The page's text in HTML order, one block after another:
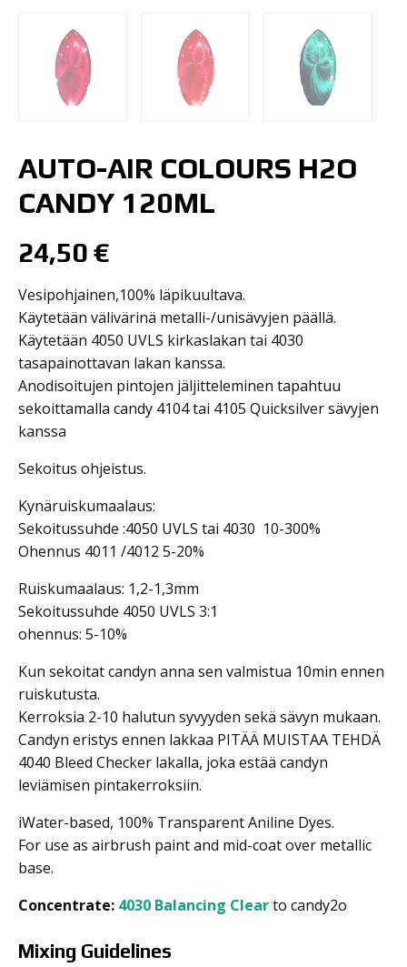
AUTO-AIR COLOURS H2O
CANDY 120ML
24,50 €
Vesipohjainen,100% läpikuultava.
Käytetään välivärinä metalli-/unisävyjen päällä.
Käytetään 4050 UVLS kirkaslakan tai 4030
tasapainottavan lakan kanssa.
Anodisoitujen pintojen jäljitteleminen tapahtuu
sekoittamalla candy 4104 tai 4105 Quicksilver sävyjen
kanssa
Sekoitus ohjeistus.
Kynäruiskumaalaus:
Sekoitussuhde :4050 UVLS tai 4030 10-300%
Ohennus 4011 /4012 5-20%
Ruiskumaalaus: 1,2-1,3mm
Sekoitussuhde 4050 UVLS 3:1
ohennus: 5-10%
Kun sekoitat candyn anna sen valmistua 10min ennen
ruiskutusta.
Kerroksia 2-10 halutun syvyyden sekä sävyn mukaan.
Candyn eristys ennen lakkaa PITÄÄ MUISTAA TEHDÄ
4040 Bleed Checker lakalla, joka estää candyn
leviämisen pintakerroksiin.
iWater-based, 100% Transparent Aniline Dyes.
For use as airbrush paint and mid-coat over metallic
base.
Concentrate: 4030 Balancing Clearto candy2o
Mixing Guidelines